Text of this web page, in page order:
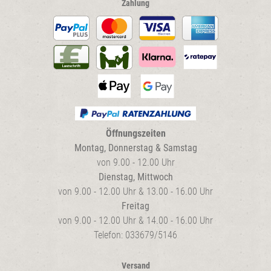
Zahlung
Öffnungszeiten
Montag, Donnerstag & Samstag
von 9.00 - 12.00 Uhr
Dienstag, Mittwoch
von 9.00 - 12.00 Uhr & 13.00 - 16.00 Uhr
Freitag
von 9.00 - 12.00 Uhr & 14.00 - 16.00 Uhr
Telefon: 033679/5146
Versand